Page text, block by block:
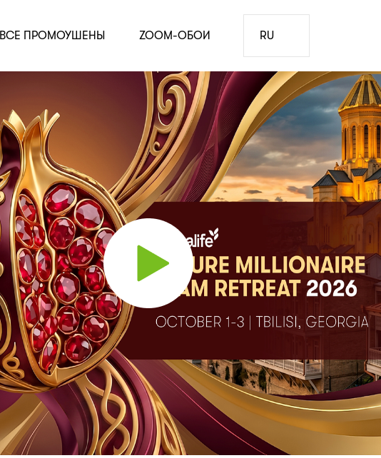
ВСЕ ПРОМОУШЕНЫ ZOOM-ОБОИ RU